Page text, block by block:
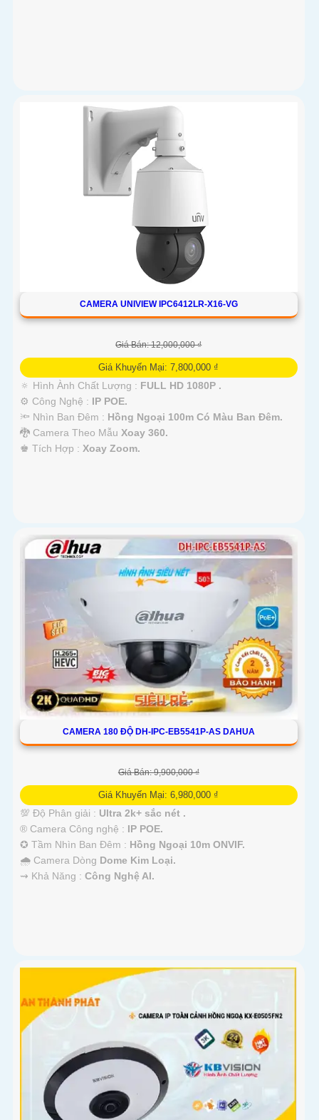
CAMERA UNIVIEW IPC6412LR-X16-VG
Giá Bán: 12,000,000 ₫
Giá Khuyến Mại: 7,800,000 ₫
🔅 Hình Ành Chất Lượng : FULL HD 1080P .
⚙ Công Nghệ : IP POE.
🔦 Nhìn Ban Đêm : Hồng Ngoại 100m Có Màu Ban Ðêm.
🐉️ Camera Theo Mẫu Xoay 360.
️♚ Tích Hợp : Xoay Zoom.
CAMERA 180 ĐỘ DH-IPC-EB5541P-AS DAHUA
Giá Bán: 9,900,000 ₫
Giá Khuyến Mại: 6,980,000 ₫
💯 Độ Phân giải : Ultra 2k+ sắc nét .
®️ Camera Công nghệ : IP POE.
✪ Tầm Nhìn Ban Đêm : Hồng Ngoại 10m ONVIF.
🌧️ Camera Dòng Dome Kim Loại.
️⇝ Khả Năng : Công Nghệ AI.